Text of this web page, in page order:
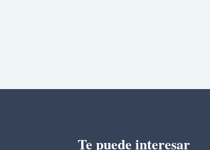
Te puede interesar